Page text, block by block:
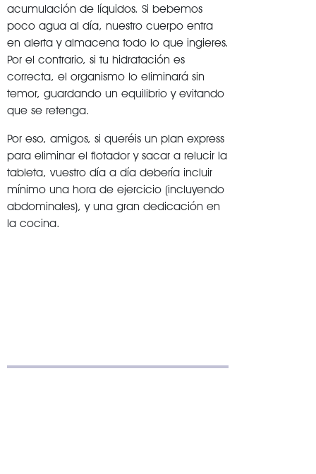
acumulación de líquidos. Si bebemos
poco agua al día, nuestro cuerpo entra
en alerta y almacena todo lo que ingieres.
Por el contrario, si tu hidratación es
correcta, el organismo lo eliminará sin
temor, guardando un equilibrio y evitando
que se retenga.
Por eso, amigos, si queréis un plan express
para eliminar el flotador y sacar a relucir la
tableta, vuestro día a día debería incluir
mínimo una hora de ejercicio (incluyendo
abdominales), y una gran dedicación en
la cocina.